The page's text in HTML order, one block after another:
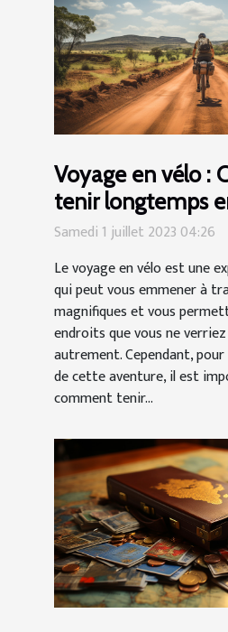
Voyage en vélo :
tenir longtemps
Samedi 1 juillet 2023 04:26
Le voyage en vélo est une
qui peut vous emmener à
magnifiques et vous
endroits que vous ne
autrement. Cependant,
de cette aventure, il est
comment tenir...